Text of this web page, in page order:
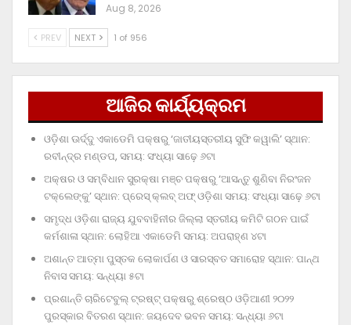
Aug 8, 2026
PREV NEXT 1 of 956
ଆଜିର କାର୍ଯ୍ୟକ୍ରମ
ଓଡ଼ିଶା ଊର୍ଦ୍ଦୁ ଏକାଡେମି ପକ୍ଷରୁ ‘ଜାତୀୟସ୍ତରୀୟ ସୁଫି କୱାଲି’ ସ୍ଥାନ:
ରବୀନ୍ଦ୍ର ମଣ୍ଡପ, ସମୟ: ସଂଧ୍ୟା ସାଢ଼େ ୬ଟା
ଅକ୍ଷର ଓ ସମ୍ବିଧାନ ସୁରକ୍ଷା ମଞ୍ଚ ପକ୍ଷରୁ ‘ଆସନ୍ତୁ ଶୁଣିବା ନିରଂଜନ
ଟକ୍‌ଲେଙ୍କୁ’ ସ୍ଥାନ: ପ୍ରେସ୍‌ କ୍ଲବ୍‌ ଅଫ୍‌ ଓଡ଼ିଶା ସମୟ: ସଂଧ୍ୟା ସାଢ଼େ ୬ଟା
ସମୃଦ୍ଧ ଓଡ଼ିଶା ରାଜ୍ୟ ଯୁବବାହିନୀର ଜିଲ୍ଲା ସ୍ତରୀୟ କମିଟି ଗଠନ ପାଇଁ
କର୍ମଶାଳା ସ୍ଥାନ: ଲୋହିଆ ଏକାଡେମି ସମୟ: ଅପରାହ୍‌ଣ ୪ଟା
ଅଶାନ୍ତ ଆତ୍ମା ପୁସ୍ତକ ଲୋକାର୍ପଣ ଓ ସାରସ୍ବତ ସମାରୋହ ସ୍ଥାନ: ପାନ୍ଥ
ନିବାସ ସମୟ: ସନ୍ଧ୍ୟା ୫ଟା
ପ୍ରଶାନ୍ତି ଚାରିଟେବୁଲ୍‌ ଟ୍ରଷ୍ଟ୍‌ ପକ୍ଷରୁ ଶ୍ରେଷ୍ଠ ଓଡ଼ିଆଣୀ ୨୦୨୨
ପୁରସ୍କାର ବିତରଣ ସ୍ଥାନ: ଜୟଦେବ ଭବନ ସମୟ: ସନ୍ଧ୍ୟା ୬ଟା